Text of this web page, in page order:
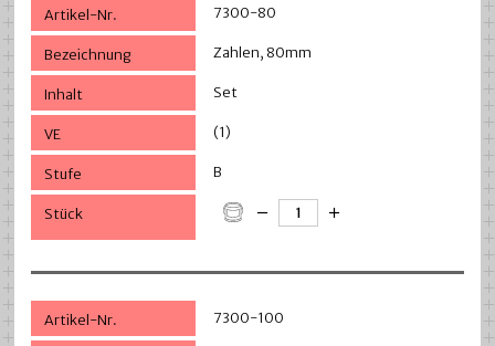
7300-80
Zahlen, 80mm
Set
(1)
B
7300-100